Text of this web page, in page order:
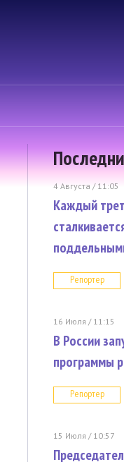
4 Августа / 11:05
Каждый
Репортер
16 Июля / 11:15
В России
программы
Репортер
15 Июля / 10:57